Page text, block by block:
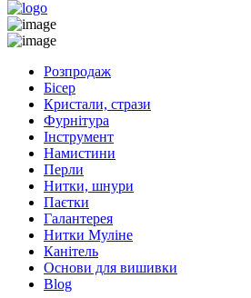
Розпродаж
Бісер
Кристали, стрази
Фурнітура
Інструмент
Намистини
Перли
Нитки, шнури
Паєтки
Галантерея
Нитки Муліне
Канітель
Основи для вишивки
Blog